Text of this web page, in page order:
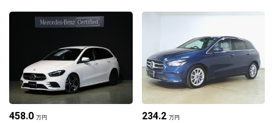
458.0 万円 234.2 万円